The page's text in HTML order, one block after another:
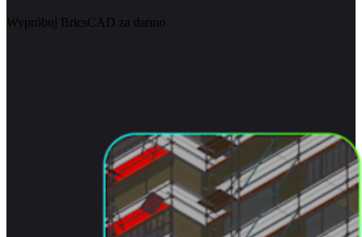
Wypróbuj BricsCAD za darmo